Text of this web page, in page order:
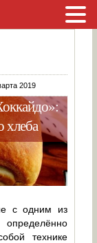
2019
хлеба
с одним из
технике